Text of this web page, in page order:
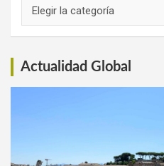
Actualidad Global